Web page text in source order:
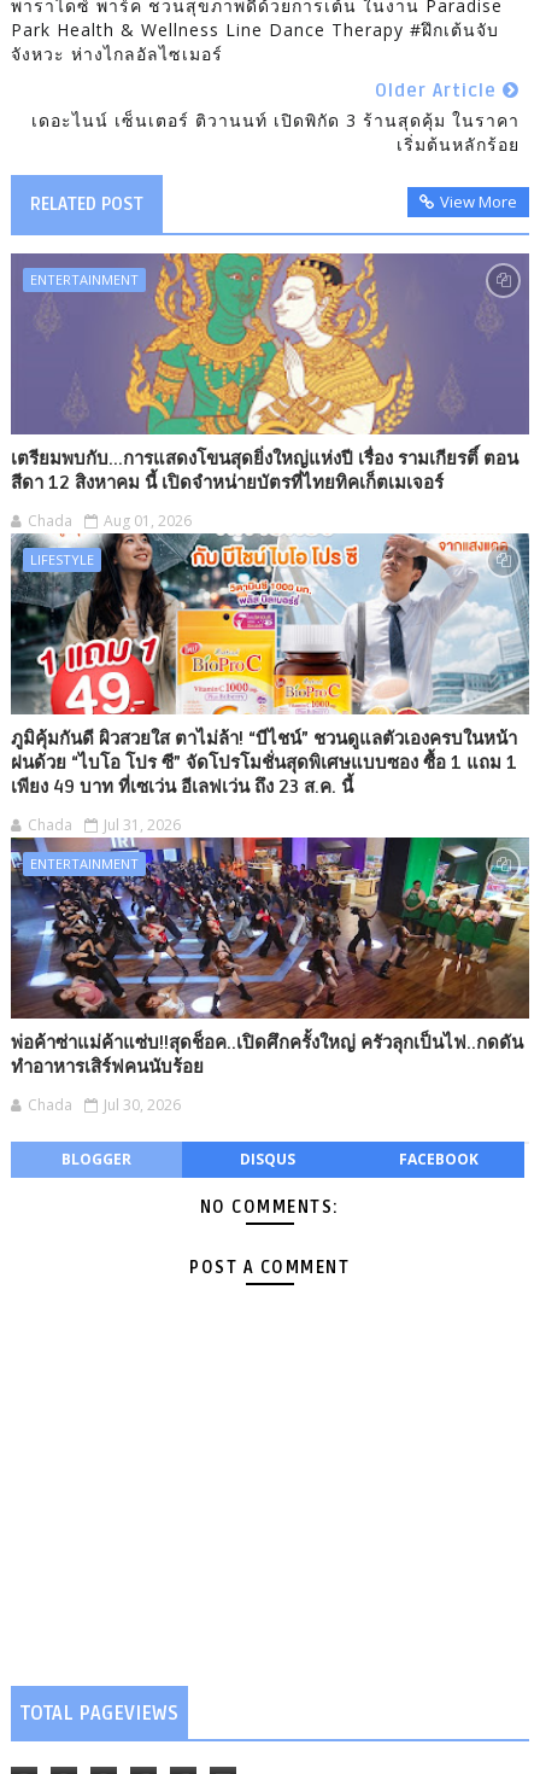
พาราไดซ์ พาร์ค ชวนสุขภาพดีด้วยการเต้น ในงาน Paradise
Park Health & Wellness Line Dance Therapy #ฝึกเต้นจับ
จังหวะ ห่างไกลอัลไซเมอร์
Older Article
เดอะไนน์ เซ็นเตอร์ ติวานนท์ เปิดพิกัด 3 ร้านสุดคุ้ม ในราคา
เริ่มต้นหลักร้อย
RELATED POST View More
ENTERTAINMENT
เตรียมพบกับ...การแสดงโขนสุดยิ่งใหญ่แห่งปี เรื่อง รามเกียรติ์ ตอน
สีดา 12 สิงหาคม นี้ เปิดจำหน่ายบัตรที่ไทยทิคเก็ตเมเจอร์
Chada Aug 01, 2026
LIFESTYLE
ภูมิคุ้มกันดี ผิวสวยใส ตาไม่ล้า! “บีไชน์” ชวนดูแลตัวเองครบในหน้า
ฝนด้วย “ไบโอ โปร ซี” จัดโปรโมชั่นสุดพิเศษแบบซอง ซื้อ 1 แถม 1
เพียง 49 บาท ที่เซเว่น อีเลฟเว่น ถึง 23 ส.ค. นี้
Chada Jul 31, 2026
ENTERTAINMENT
พ่อค้าซ่าแม่ค้าแซ่บ!!สุดช็อค..เปิดศึกครั้งใหญ่ ครัวลุกเป็นไฟ..กดดัน
ทำอาหารเสิร์ฟคนนับร้อย
Chada Jul 30, 2026
BLOGGER DISQUS FACEBOOK
NO COMMENTS:
POST A COMMENT
TOTAL PAGEVIEWS